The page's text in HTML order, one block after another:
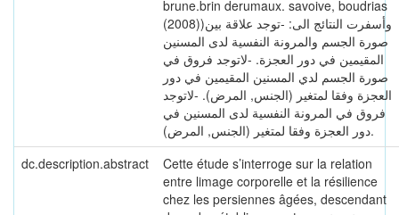
brune.brin derumaux. savoive, boudrias
(2008))وأسفرت النتائج الى: -توجد علاقة بين
صورة الجسم والمرونة النفسية لدى المسنين
المقيمين في دور العجزة. -لاتوجد فروق في
صورة الجسم لدي المسنين المقيمين في دور
العجزة وفقا لمتغير (الجنس, المرض). -لاتوجد
فروق في المرونة النفسية لدى المسنين في
دور العجزة وفقا لمتغير (الجنس, المرض).
dc.description.abstract
Cette étude s’interroge sur la relation
entre limage corporelle et la résilience
chez les persiennes âgées, descendant